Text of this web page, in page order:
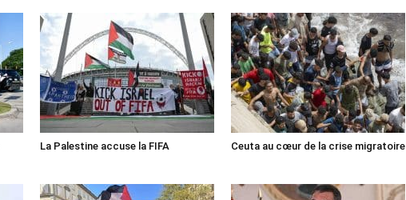
La Palestine accuse la FIFA Ceuta au cœur de la crise migratoire